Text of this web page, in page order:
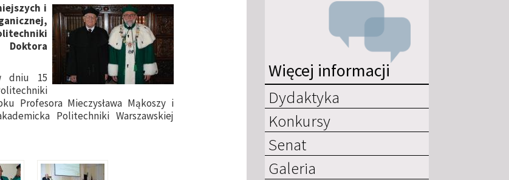
i
Doktora
dniu 15
Profesora Mieczysława Mąkoszy i
Politechniki Warszawskiej
Więcej informacji
Dydaktyka
Konkursy
Senat
Galeria